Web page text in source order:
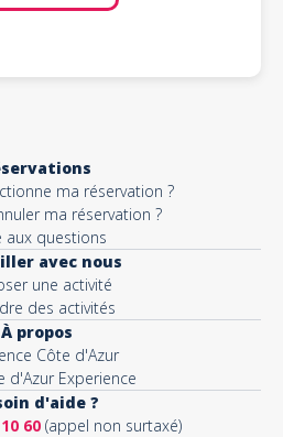
ma réservation ?
ma réservation ?
aux questions
avec nous
une activité
des activités
À propos
Côte d'Azur
d'Azur Experience
d'aide ?
60 (appel non surtaxé)